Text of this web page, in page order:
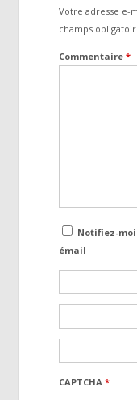
Votre adresse e-
champs
Commentaire*
Notifiez-
émail
CAPTCHA*